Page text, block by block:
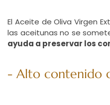
El Aceite de Oliva Virgen
las aceitunas no se
ayuda a preservar los
- Alto contenido